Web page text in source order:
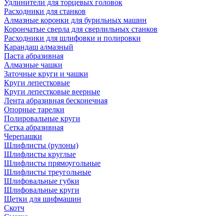
Удлинители для торцевых головок
Расходники для станков
Алмазные коронки для бурильных машин
Корончатые сверла для сверлильных станков
Расходники для шлифовки и полировки
Карандаш алмазный
Паста абразивная
Алмазные чашки
Заточные круги и чашки
Круги лепестковые
Круги лепестковые веерные
Лента абразивная бесконечная
Опорные тарелки
Полировальные круги
Сетка абразивная
Черепашки
Шлифлисты (рулоны)
Шлифлисты круглые
Шлифлисты прямоугольные
Шлифлисты треугольные
Шлифовальные губки
Шлифовальные круги
Щетки для шифмашин
Скотч